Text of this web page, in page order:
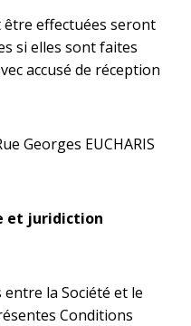
effectuées seront
si elles sont faites
accusé de réception
Georges EUCHARIS
et juridiction
la Société et le
Conditions